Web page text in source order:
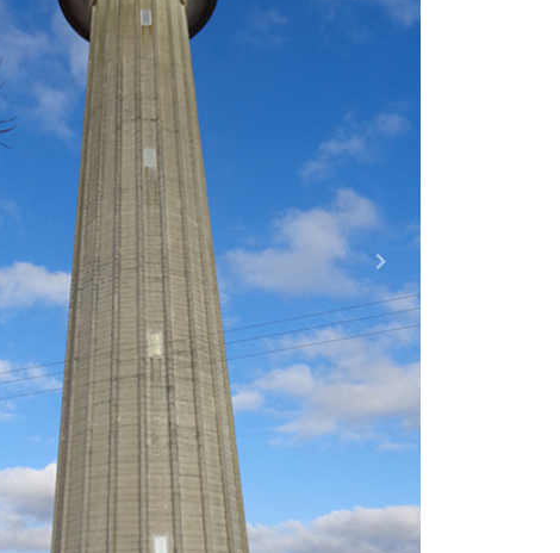
Captage du Jardin aux Prêtres
Next